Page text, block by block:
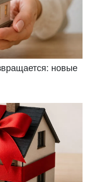
новые